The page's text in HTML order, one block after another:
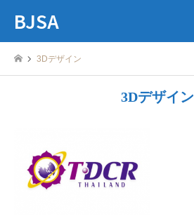
BJSA
3Dデザイン
3Dデザイン